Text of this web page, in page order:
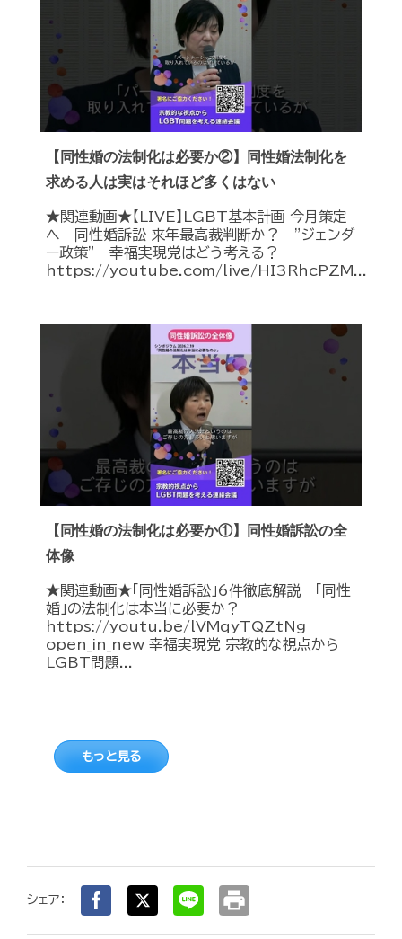
【同性婚の法制化は必要か②】同性婚法制化を
求める人は実はそれほど多くはない
★関連動画★【LIVE】LGBT基本計画 今月策定
へ 同性婚訴訟 来年最高裁判断か？ ”ジェンダ
ー政策” 幸福実現党はどう考える？
https://youtube.com/live/HI3RhcPZM...
【同性婚の法制化は必要か①】同性婚訴訟の全
体像
★関連動画★「同性婚訴訟」6件徹底解説 「同性
婚」の法制化は本当に必要か？
https://youtu.be/lVMqyTQZtNg
open_in_new 幸福実現党 宗教的な視点から
LGBT問題...
もっと見る
シェア： print